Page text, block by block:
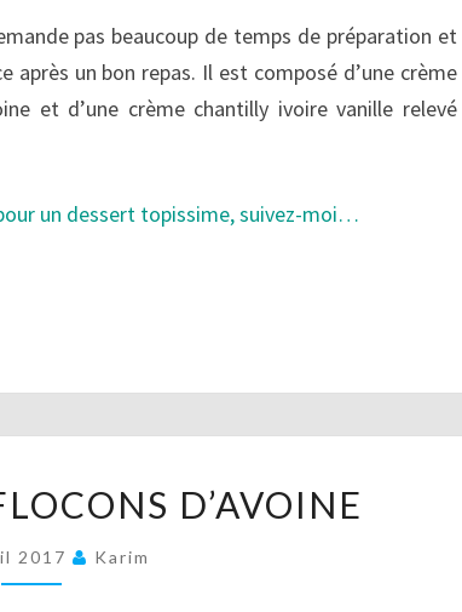
pas beaucoup de temps de préparation et
après un bon repas. Il est composé d’une crème
et d’une crème chantilly ivoire vanille relevé
un dessert topissime, suivez-moi…
AUX
FLOCONS
D’AVOINE
D’AVOINE
2017 Karim